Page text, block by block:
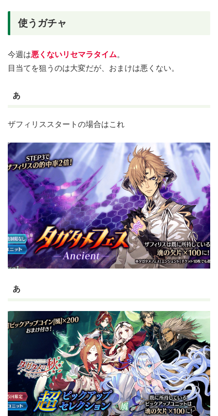
使うガチャ
今週は悪くないリセマラタイム。
目当てを狙うのは大変だが、おまけは悪くない。
あ
ザフィリススタートの場合はこれ
あ